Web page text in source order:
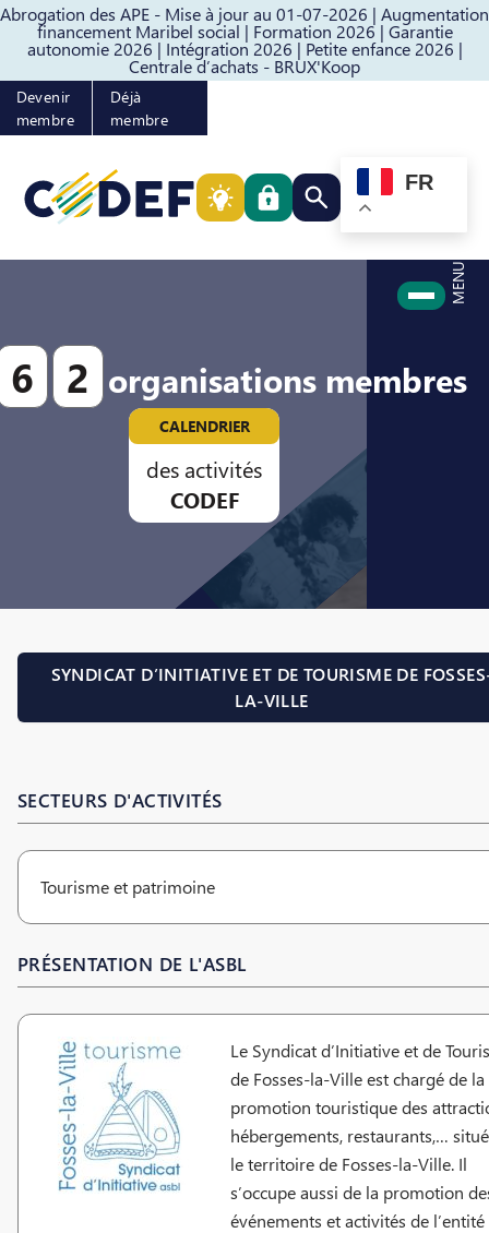
Abrogation des APE - Mise à jour au 01-07-2026 | Augmentation
financement Maribel social | Formation 2026 | Garantie
autonomie 2026 | Intégration 2026 | Petite enfance 2026 |
Centrale d’achats - BRUX'Koop
Passer au contenuPasser au pied de page
Devenir
membre
Déjà
membre
Rechercher quelque
FR
MENU
6 2 organisations membres
CALENDRIER
des activités
CODEF
SYNDICAT D’INITIATIVE ET DE TOURISME DE
LA-VILLE
SECTEURS D'ACTIVITÉS
Tourisme et patrimoine
PRÉSENTATION DE L'ASBL
Le Syndicat d’Initiative et de
de Fosses-la-Ville est chargé de la
promotion touristique des
hébergements, restaurants,…
le territoire de Fosses-la-Ville. Il
s’occupe aussi de la promotion
événements et activités de